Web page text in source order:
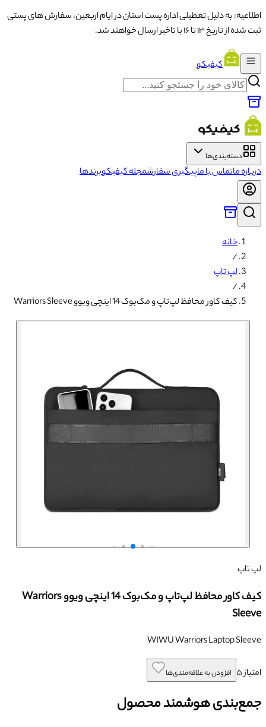
اطلاعیه: به دلیل تعطیلی اداره پست استان در ایام اربعین، سفارش های پستی
ثبت شده از تاریخ ۱۳ تا ۱۶ با تاخیر ارسال خواهند شد.
کیفیکو
دسته‌بندی‌ها
درباره ماتماس با ماپیگیری سفارشمجله کیفیکوبرندها
خانه
/
لپ تاپ
/
کیف کاور محافظ لپ‌تاپ و مک‌بوک 14 اینچی ویوو Warriors Sleeve
لپ تاپ
کیف کاور محافظ لپ‌تاپ و مک‌بوک 14 اینچی ویوو Warriors
Sleeve
WIWU Warriors Laptop Sleeve
امتیاز۵ افزودن به علاقه‌مندی‌ها
جمع‌بندی هوشمند محصول